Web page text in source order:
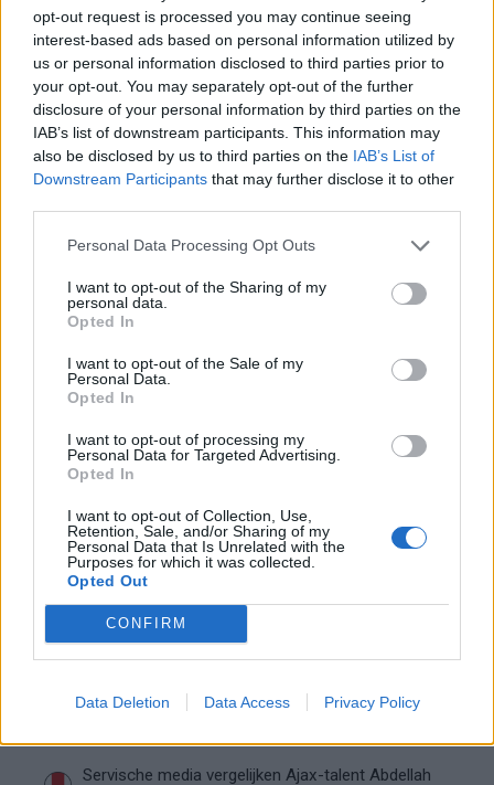
opt-out request is processed you may continue seeing
interest-based ads based on personal information utilized by
us or personal information disclosed to third parties prior to
your opt-out. You may separately opt-out of the further
disclosure of your personal information by third parties on the
IAB’s list of downstream participants. This information may
also be disclosed by us to third parties on the IAB’s List of
Downstream Participants that may further disclose it to other
Personal Data Processing Opt Outs
I want to opt-out of the Sharing of my
personal data.
Opted In
I want to opt-out of the Sale of my
Personal Data.
Opted In
I want to opt-out of processing my
Personal Data for Targeted Advertising.
Opted In
I want to opt-out of Collection, Use,
Retention, Sale, and/or Sharing of my
Personal Data that Is Unrelated with the
Purposes for which it was collected.
Opted Out
CONFIRM
Data Deletion Data Access Privacy Policy
boven Oranje
Dit verdient Dusan Tadic bij NEC: salaris en
contractdetails
Ajax dicht bij komst Arokodare: huurdeal met
koopoptie van 22 miljoen
sokken na blunder met tenues
Hakim Ziyech verhuurt opnieuw luxe
appartement op Amsterdamse Zuidas
Marcos Leonardo laat eerste indruk achter bij
Ajax: 'Hier gaan fans van genieten'
Resterend oefenprogramma Ajax: waar zijn de
duels te zien
Ajax groeit onder Míchel, maar transfermarkt
blijft cruciaal
Ajax-talent Mohamed Abdalla schrijft Europese
geschiedenis
Shane Kluivert krijgt kans van Flick en begint in
de basis bij FC Barcelona
Servische media vergelijken Ajax-talent Abdellah